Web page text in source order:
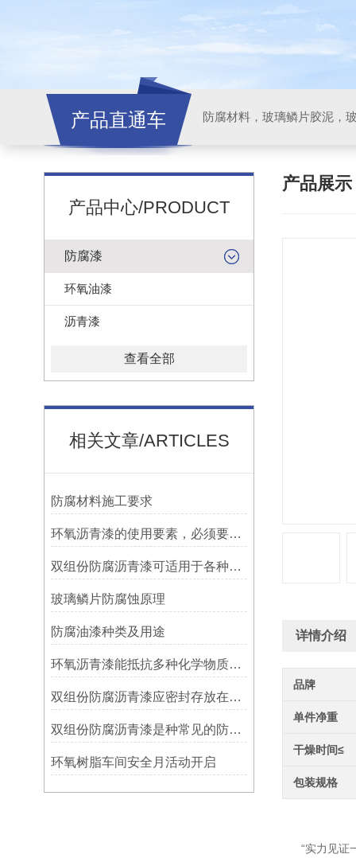
产品直通车
产品中心/PRODUCT
防腐漆
环氧油漆
沥青漆
查看全部
相关文章/ARTICLES
防腐材料施工要求
环氧沥青漆的使用要素，必须要知道！
双组份防腐沥青漆可适用于各种材质的表面处理
玻璃鳞片防腐蚀原理
防腐油漆种类及用途
环氧沥青漆能抵抗多种化学物质的侵蚀
双组份防腐沥青漆应密封存放在阴凉、通风的地方
双组份防腐沥青漆是种常见的防腐涂料
环氧树脂车间安全月活动开启
产品展示
详情介绍
品牌
单件净重
干燥时间≤
包装规格
“实力见证一